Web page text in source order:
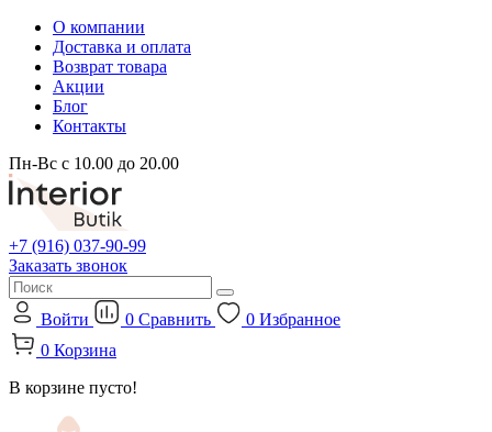
О компании
Доставка и оплата
Возврат товара
Акции
Блог
Контакты
Пн-Вс с 10.00 до 20.00
+7 (916) 037-90-99
Заказать звонок
Войти 0 Сравнить 0 Избранное
0 Корзина
В корзине пусто!